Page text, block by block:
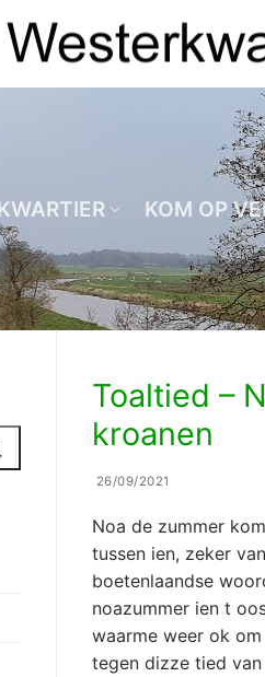
KOM OP
Toaltied –
kroanen
26/09/2021
Noa de zummer
tussen ien, zeker
boetenlaandse
noazummer ien t
waarme weer ok
tegen dizze tied